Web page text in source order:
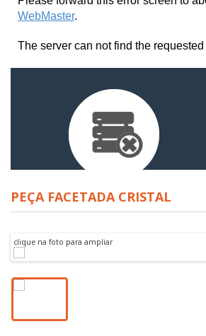
PEÇA FACETADA CRISTAL
clique na foto para ampliar